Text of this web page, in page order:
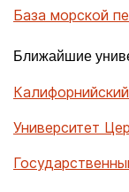
База морской
Ближайшие
Университет